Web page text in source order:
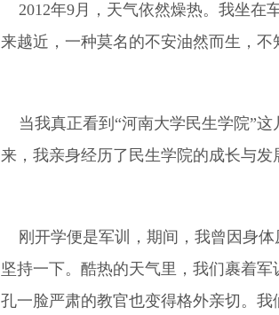
2012年9月，天气依然燥热。我坐在
来越近，一种莫名的不安油然而生，
当我真正看到“河南大学民生学院”这
来，我亲身经历了民生学院的成长与
刚开学便是军训，期间，我曾因身体
坚持一下。酷热的天气里，我们裹着
孔一脸严肃的教官也变得格外亲切。